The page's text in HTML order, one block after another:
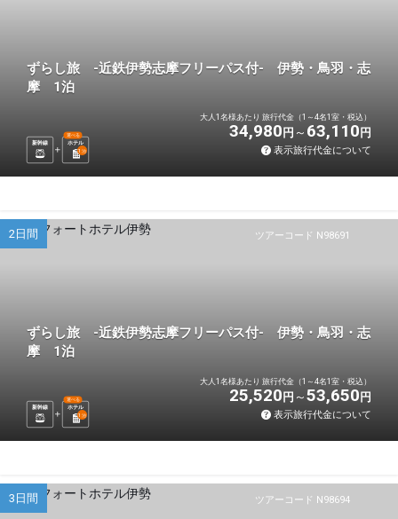
ずらし旅 -近鉄伊勢志摩フリーパス付- 伊勢・鳥羽・志
摩 1泊
新幹線 ホテル
選べる
1 泊
大人1名様あたり 旅行代金（1～4名1室・税込）
34,980 円 63,110 円
表示旅行代金について
ツアーコード N98691
2日間
ずらし旅 -近鉄伊勢志摩フリーパス付- 伊勢・鳥羽・志
摩 1泊
新幹線 ホテル
選べる
1 泊
大人1名様あたり 旅行代金（1～4名1室・税込）
25,520 円 53,650 円
表示旅行代金について
ツアーコード N98694
3日間